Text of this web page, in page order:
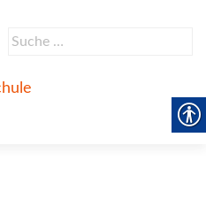
Suche
NAVIGATION